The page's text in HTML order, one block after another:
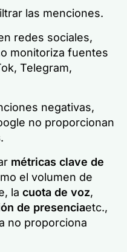
las menciones.
redes sociales,
monitoriza fuentes
Telegram,
negativas,
no proporcionan
.
métricas clave de
el volumen de
la cuota de voz,
de presenciaetc.,
no proporciona